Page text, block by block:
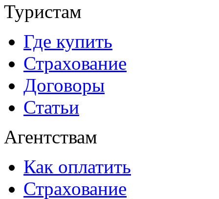
Туристам
Где купить
Страхование
Договоры
Статьи
Агентствам
Как оплатить
Страхование